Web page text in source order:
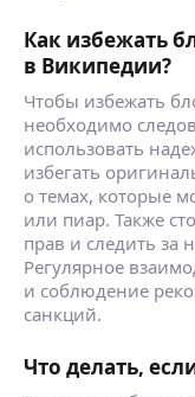
Как избежать
в Википедии?
Чтобы избежать
необходимо
использовать
избегать
о темах, которые
или пиар. Также
прав и следить за
Регулярное
и соблюдение
санкций.
Что делать,